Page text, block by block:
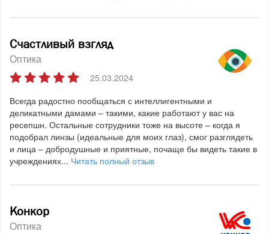
Счастливый взгляд
Оптика
25.03.2024
Всегда радостно пообщаться с интеллигентными и
деликатными дамами – такими, какие работают у вас на
ресепшн. Остальные сотрудники тоже на высоте – когда я
подобрал линзы (идеальные для моих глаз), смог разглядеть
и лица – добродушные и приятные, почаще бы видеть такие в
учреждениях... Читать полный отзыв
Конкор
Оптика